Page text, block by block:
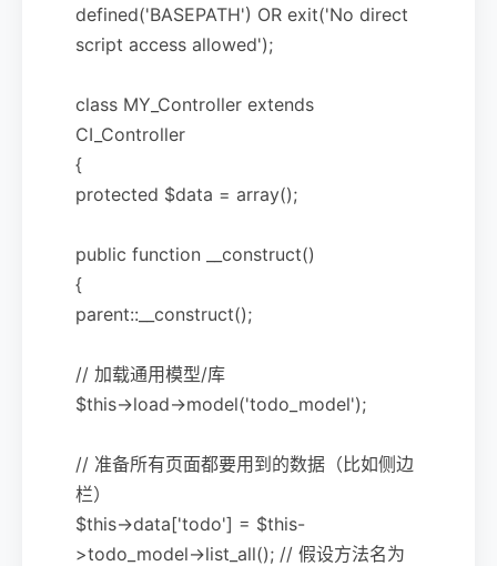
defined('BASEPATH') OR exit('No direct
script access allowed');
class MY_Controller extends
CI_Controller
{
protected $data = array();
public function __construct()
{
parent::__construct();
// 加载通用模型/库
$this->load->model('todo_model');
// 准备所有页面都要用到的数据（比如侧边
栏）
$this->data['todo'] = $this-
>todo_model->list_all(); // 假设方法名为